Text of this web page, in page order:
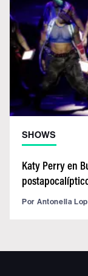
SHOWS
Katy Perry en
Por Antonella